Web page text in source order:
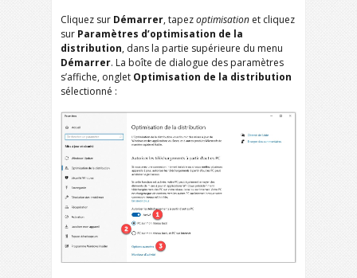
Cliquez sur Démarrer, tapezoptimisation et cliquez
sur Paramètres d’optimisation de la
distribution, dans la partie supérieure du menu
Démarrer. La boîte de dialogue des paramètres
s’affiche, onglet Optimisation de la distribution
sélectionné :